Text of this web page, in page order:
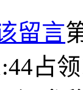
留言
占